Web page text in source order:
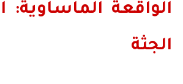
الواقعة المأساوية:
الجثة